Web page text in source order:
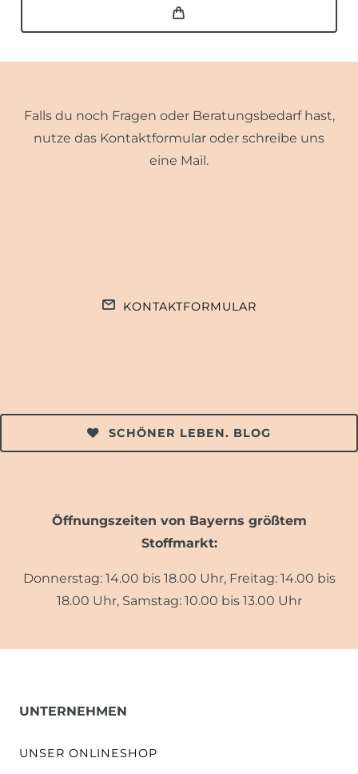
Falls du noch Fragen oder Beratungsbedarf hast,
nutze das Kontaktformular oder schreibe uns
eine Mail.
KONTAKTFORMULAR
SCHÖNER LEBEN. BLOG
Öffnungszeiten von Bayerns größtem
Stoffmarkt:
Donnerstag: 14.00 bis 18.00 Uhr, Freitag: 14.00 bis
18.00 Uhr, Samstag: 10.00 bis 13.00 Uhr
UNTERNEHMEN
UNSER ONLINESHOP